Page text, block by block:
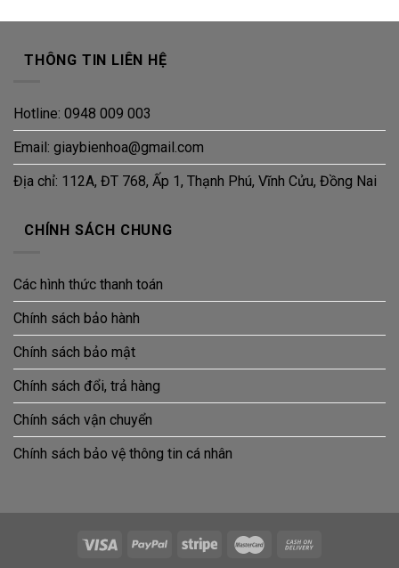
THÔNG TIN LIÊN HỆ
Hotline: 0948 009 003
Email: giaybienhoa@gmail.com
Địa chỉ: 112A, ĐT 768, Ấp 1, Thạnh Phú, Vĩnh Cửu, Đồng Nai
CHÍNH SÁCH CHUNG
Các hình thức thanh toán
Chính sách bảo hành
Chính sách bảo mật
Chính sách đổi, trả hàng
Chính sách vận chuyển
Chính sách bảo vệ thông tin cá nhân